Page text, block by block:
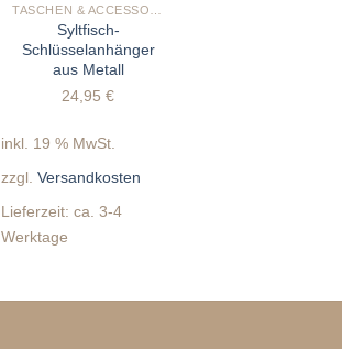
Syltfisch-
Schlüsselanhänger
aus Metall
24,95€
inkl. 19 % MwSt.
zzgl.Versandkosten
Lieferzeit:ca. 3-4
Werktage